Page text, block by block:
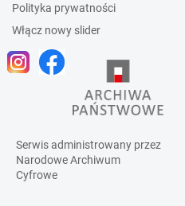
Polityka prywatności
Włącz nowy slider
Serwis administrowany przez
Narodowe Archiwum
Cyfrowe